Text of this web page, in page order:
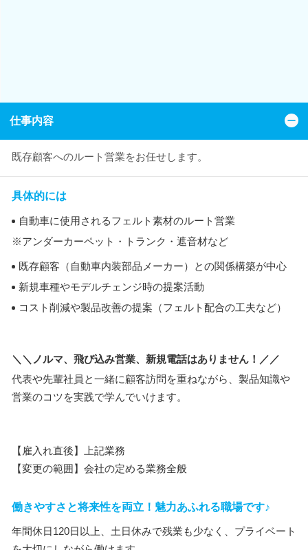
仕事内容
既存顧客へのルート営業をお任せします。
具体的には
自動車に使用されるフェルト素材のルート営業
※アンダーカーペット・トランク・遮音材など
既存顧客（自動車内装部品メーカー）との関係構築が中心
新規車種やモデルチェンジ時の提案活動
コスト削減や製品改善の提案（フェルト配合の工夫など）
＼＼ノルマ、飛び込み営業、新規電話はありません！／／
代表や先輩社員と一緒に顧客訪問を重ねながら、製品知識や
営業のコツを実践で学んでいけます。
【雇入れ直後】上記業務
【変更の範囲】会社の定める業務全般
働きやすさと将来性を両立！魅力あふれる職場です♪
年間休日120日以上、土日休みで残業も少なく、プライベート